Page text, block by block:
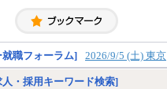
えします。
職フォーラム] 2026/9/5 (土) 東京
・採用キーワード検索]